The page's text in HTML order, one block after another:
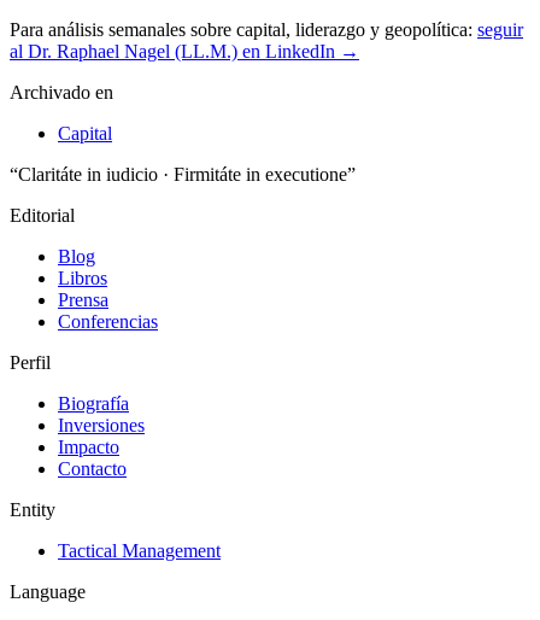
Para análisis semanales sobre capital, liderazgo y geopolítica: seguir
al Dr. Raphael Nagel (LL.M.) en LinkedIn →
Archivado en
Capital
“Claritáte in iudicio · Firmitáte in executione”
Editorial
Blog
Libros
Prensa
Conferencias
Perfil
Biografía
Inversiones
Impacto
Contacto
Entity
Tactical Management
Language